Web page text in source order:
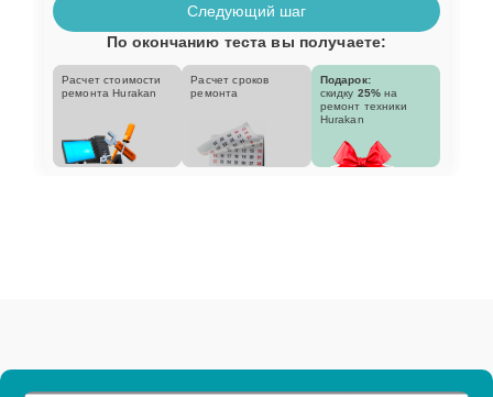
Следующий шаг
По окончанию теста вы получаете:
Расчет стоимости
ремонта Hurakan
Расчет сроков
ремонта
Подарок:
скидку 25% на
ремонт техники
Hurakan